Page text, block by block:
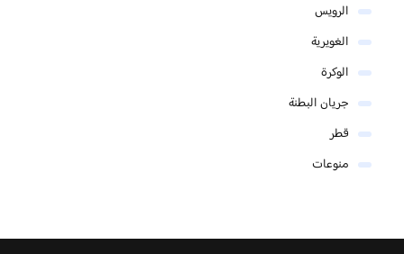
الرويس
الغويرية
الوكرة
جريان البطنة
قطر
منوعات